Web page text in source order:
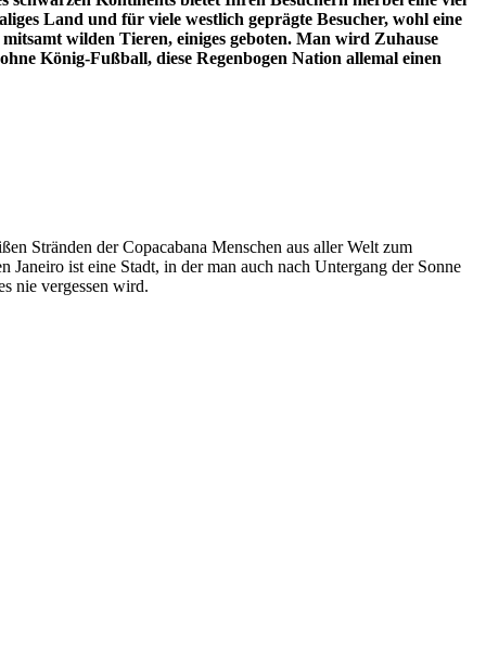
Land und für viele westlich geprägte Besucher, wohl eine
wilden Tieren, einiges geboten. Man wird Zuhause
König-Fußball, diese Regenbogen Nation allemal einen
Stränden der Copacabana Menschen aus aller Welt zum
ist eine Stadt, in der man auch nach Untergang der Sonne
nie vergessen wird.